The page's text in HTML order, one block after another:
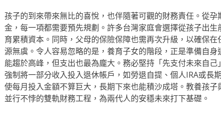
孩子的到來帶來無比的喜悅，也伴隨著可觀的財務責任。從
金，每一項都需要預先規劃。許多台灣家庭會選擇從孩子出
育累積資本。同時，父母的保險保障也需再次升級，以確保
源無虞。令人容易忽略的是，養育子女的階段，正是準備自
能趨於高峰，但支出也最為龐大。務必堅持「先支付未來自
強制將一部分收入投入退休帳戶，如勞退自提、個人IRA或長
使每月投入金額不算巨大，長期下來也能積沙成塔。教養孩
並行不悖的雙軌財務工程，為兩代人的安穩未來打下基礎。